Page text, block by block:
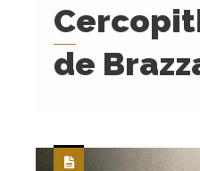
Cercopithèque
de